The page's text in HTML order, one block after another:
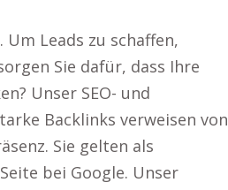
Leads zu schaffen,
Sie dafür, dass Ihre
Unser SEO- und
Backlinks verweisen von
Sie gelten als
bei Google. Unser